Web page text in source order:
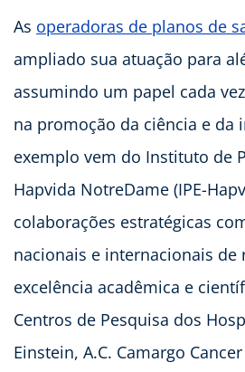
As operadoras de planos de
ampliado sua atuação para
assumindo um papel cada
na promoção da ciência e da
exemplo vem do Instituto de
Hapvida NotreDame (IPE-
colaborações estratégicas
nacionais e internacionais de
excelência acadêmica e
Centros de Pesquisa dos
Einstein, A.C. Camargo